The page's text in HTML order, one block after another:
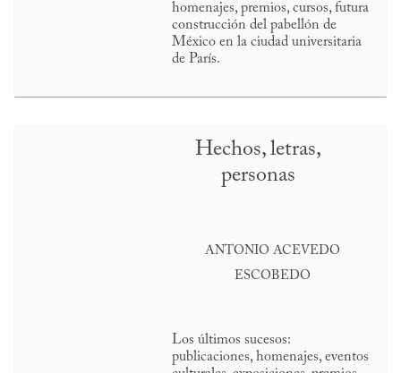
homenajes, premios, cursos, futura
construcción del pabellón de
México en la ciudad universitaria
de París.
Hechos, letras,
personas
ANTONIO ACEVEDO
ESCOBEDO
Los últimos sucesos:
publicaciones, homenajes, eventos